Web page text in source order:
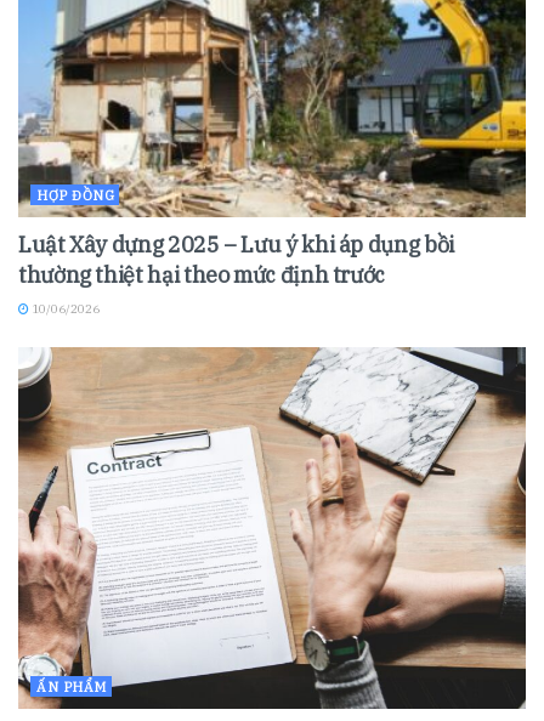
HỢP ĐỒNG
Luật Xây dựng 2025 – Lưu ý khi áp dụng bồi
thường thiệt hại theo mức định trước
10/06/2026
ẤN PHẨM